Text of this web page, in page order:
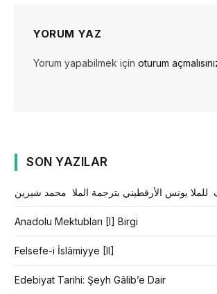
YORUM YAZ
Yorum yapabilmek için oturum
SON YAZILAR
يونس الأرقطيني بترجمة الملا محمد شيرين
Anadolu Mektubları [I] Birgi
Felsefe-i İslâmiyye [II]
Edebiyat Tarihi: Şeyh Gâlib’e Dair